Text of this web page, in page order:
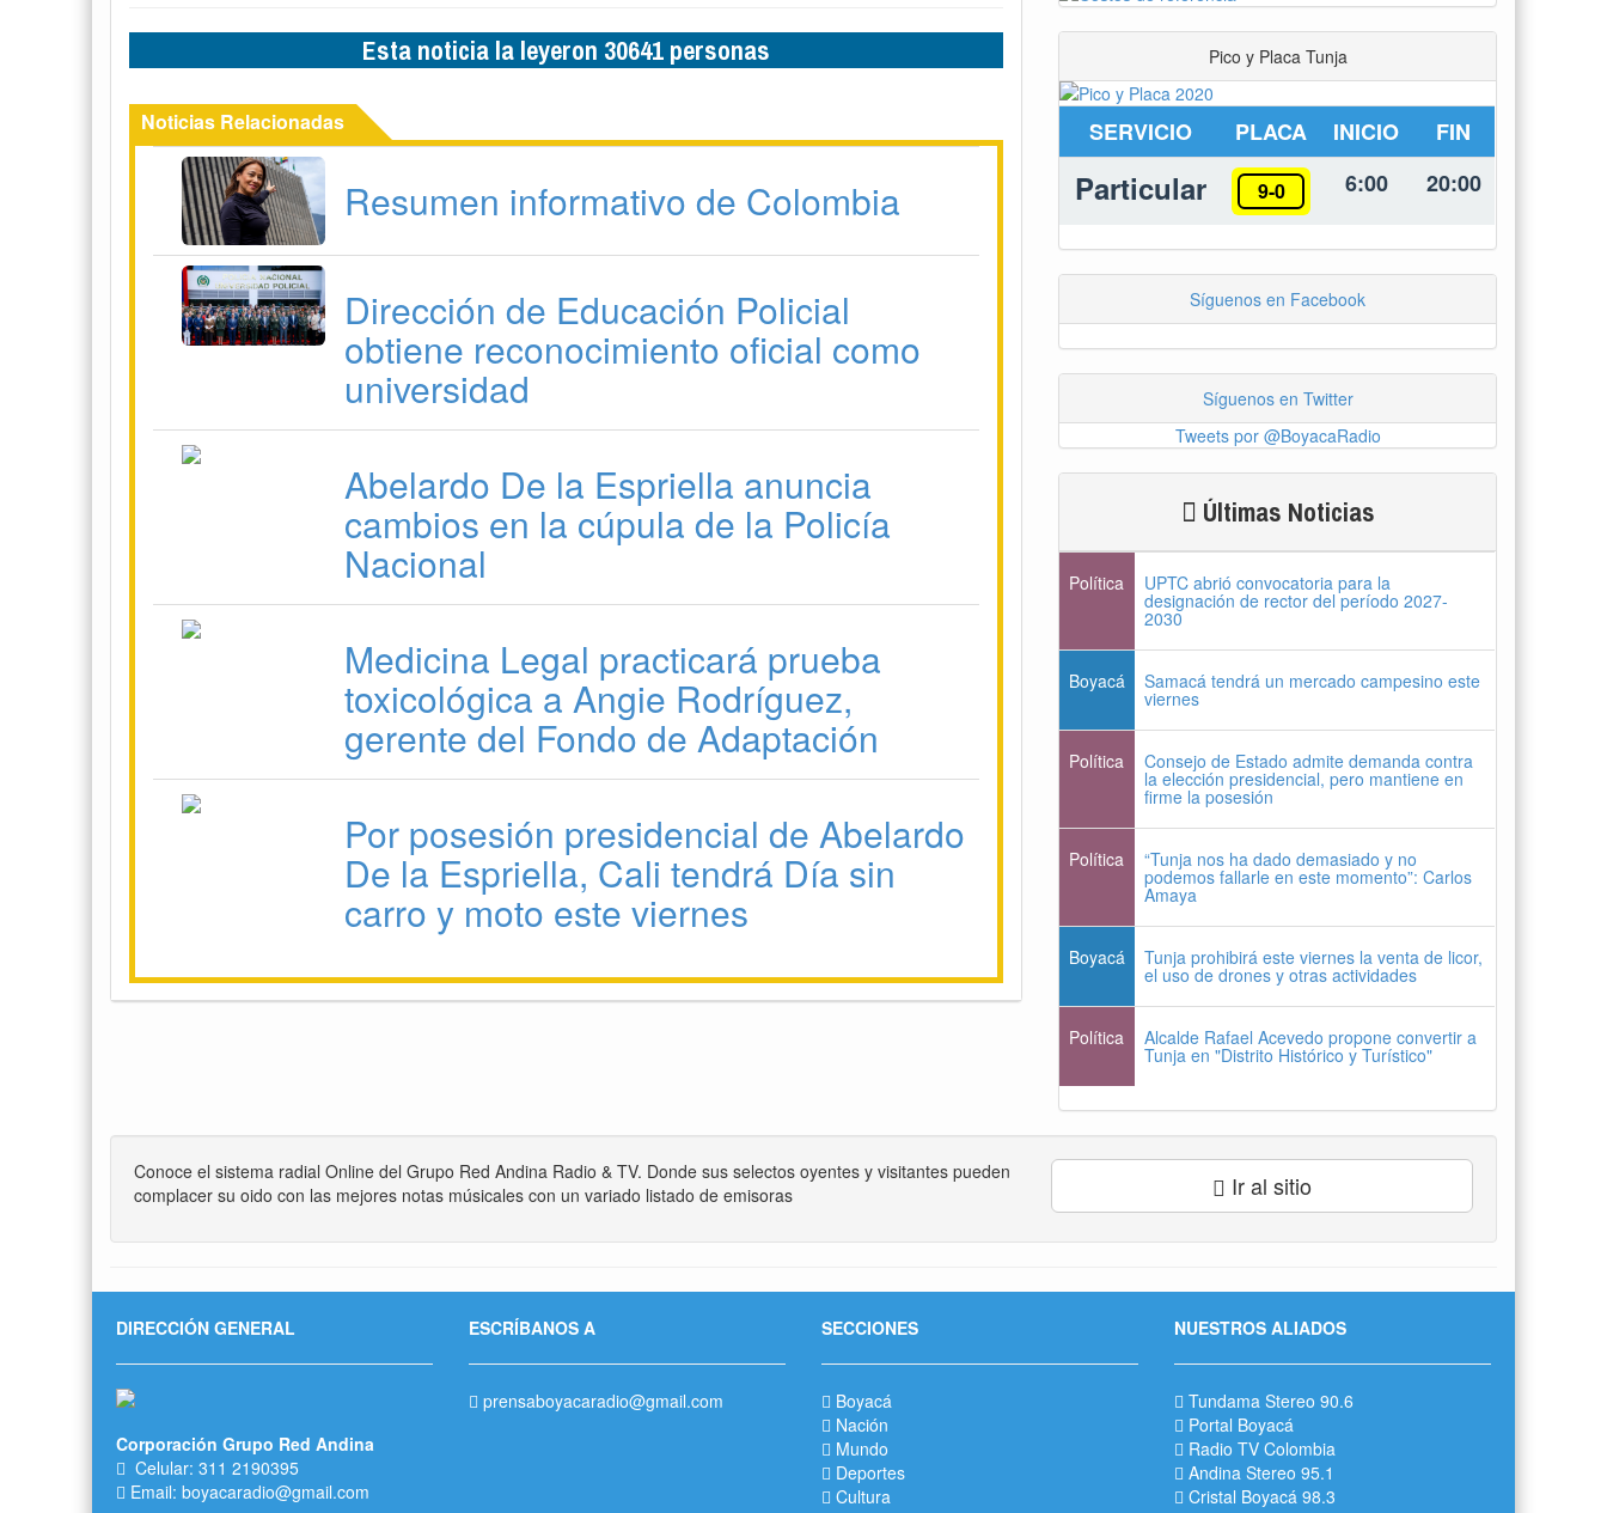
Esta noticia la leyeron 30641 personas
Noticias Relacionadas
Resumen informativo de Colombia
Dirección de Educación Policial
obtiene reconocimiento oficial como
universidad
Abelardo De la Espriella anuncia
cambios en la cúpula de la Policía
Nacional
Medicina Legal practicará prueba
toxicológica a Angie Rodríguez,
gerente del Fondo de Adaptación
Por posesión presidencial de Abelardo
De la Espriella, Cali tendrá Día sin
carro y moto este viernes
Pico y Placa Tunja
SERVICIO PLACA INICIO FIN
Particular 9-0 6:00 20:00
Síguenos en Facebook
Síguenos en Twitter
Tweets por @BoyacaRadio
Últimas Noticias
Política UPTC abrió convocatoria para la
designación de rector del período 2027-
2030
Boyacá Samacá tendrá un mercado campesino este
viernes
Política Consejo de Estado admite demanda contra
la elección presidencial, pero mantiene en
firme la posesión
Política “Tunja nos ha dado demasiado y no
podemos fallarle en este momento”: Carlos
Amaya
Boyacá Tunja prohibirá este viernes la venta de licor,
el uso de drones y otras actividades
Política Alcalde Rafael Acevedo propone convertir a
Tunja en "Distrito Histórico y Turístico"
Conoce el sistema radial Online del Grupo Red Andina Radio & TV. Donde sus selectos oyentes y visitantes pueden
complacer su oido con las mejores notas músicales con un variado listado de emisoras
Ir al sitio
DIRECCIÓN GENERAL
Corporación Grupo Red Andina
Celular: 311 2190395
Email: boyacaradio@gmail.com
ESCRÍBANOS A
prensaboyacaradio@gmail.com
SECCIONES
Boyacá
Nación
Mundo
Deportes
Cultura
NUESTROS ALIADOS
Tundama Stereo 90.6
Portal Boyacá
Radio TV Colombia
Andina Stereo 95.1
Cristal Boyacá 98.3